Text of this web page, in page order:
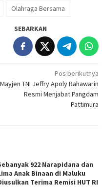
Olahraga Bersama
SEBARKAN
Pos berikutnya
Mayjen TNI Jeffry Apoly Rahawarin
Resmi Menjabat Pangdam
Pattimura
922 Narapidana dan
Anak Binaan di Maluku
Terima Remisi HUT RI